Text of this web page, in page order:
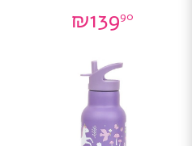
₪13990